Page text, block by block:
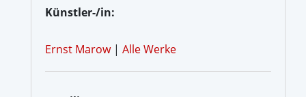
Künstler-/in:
Ernst Marow| Alle Werke